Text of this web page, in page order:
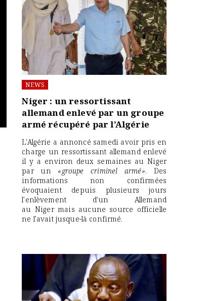
NEWS
Niger : un ressortissant
allemand enlevé par un groupe
armé récupéré par l’Algérie
L'Algérie a annoncé samedi avoir pris en
charge un ressortissant allemand enlevé
il y a environ deux semaines au Niger
par un «groupe criminel armé». Des
informations non confirmées
évoquaient depuis plusieurs jours
l'enlèvement d'un Allemand
au Niger mais aucune source officielle
ne l'avait jusque-là confirmé.